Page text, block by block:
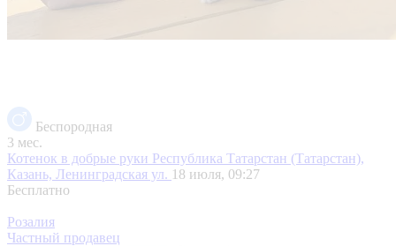
Беспородная
3 мес.
Котенок в добрые руки Республика Татарстан (Татарстан),
Казань, Ленинградская ул. 18 июля, 09:27
Бесплатно
Розалия
Частный продавец